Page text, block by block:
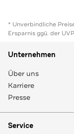
* Unverbindliche
Ersparnis ggü. der
Unternehmen
Über uns
Karriere
Presse
Service